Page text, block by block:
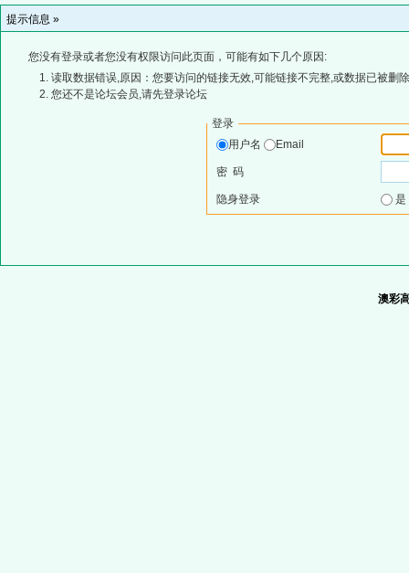
提示信息 »
您没有登录或者您没有权限访问此页面，可能有如下几个原因:
读取数据错误,原因：您要访问的链接无效,可能链接不完整,或数据已被删
您还不是论坛会员,请先登录论坛
登录
用户名
Email
密 码
隐身登录
澳彩